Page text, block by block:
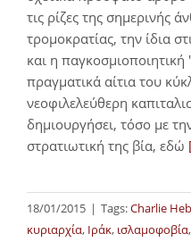
τις ρίζες της σημερινής
τρομοκρατίας, την ίδια
και η
πραγματικά αίτια του
νεοφιλελεύθερη
δημιουργήσει, τόσο με
στρατιωτική της βία, εδώ
18/01/2015 | Tags:Charlie
κυριαρχία, Ιράκ, ισλαμοφοβία,